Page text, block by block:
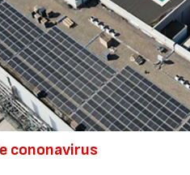
cononavirus